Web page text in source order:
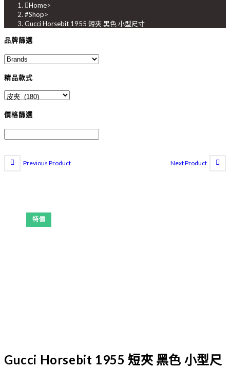
Home>
#Shop>
Gucci Horsebit 1955 短夾 黑色 小型尺寸
品牌篩選
精品款式
價格篩選
特價
Previous Product Next Product
Gucci Horsebit 1955 短夾 黑色 小型尺